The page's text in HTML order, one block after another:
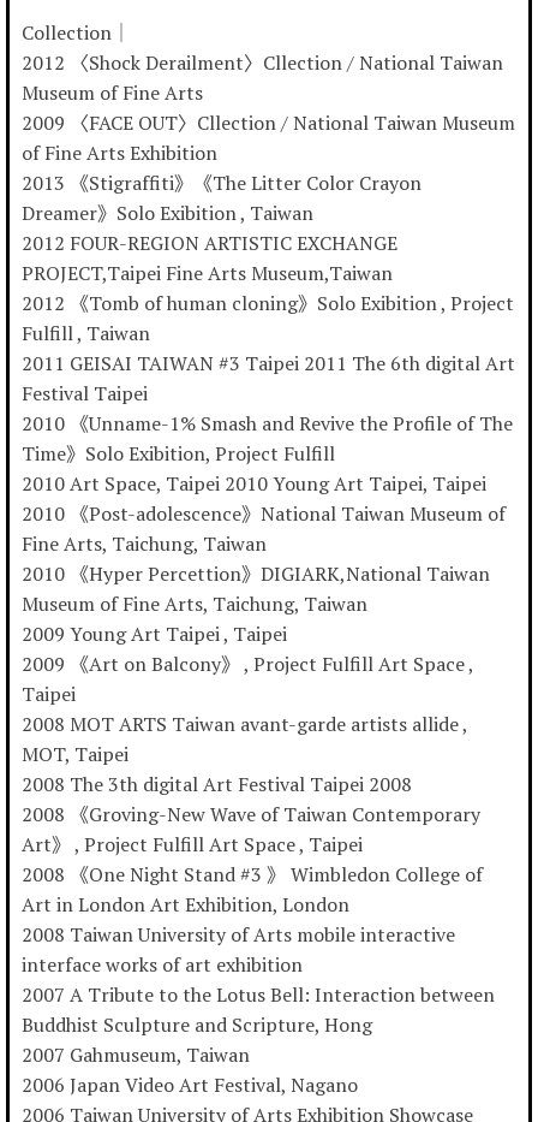
Collection｜
2012 〈Shock Derailment〉Cllection / National Taiwan
Museum of Fine Arts
2009 〈FACE OUT〉Cllection / National Taiwan Museum
of Fine Arts Exhibition
2013 《Stigraffiti》《The Litter Color Crayon
Dreamer》Solo Exibition , Taiwan
2012 FOUR-REGION ARTISTIC EXCHANGE
PROJECT,Taipei Fine Arts Museum,Taiwan
2012 《Tomb of human cloning》Solo Exibition , Project
Fulfill , Taiwan
2011 GEISAI TAIWAN #3 Taipei 2011 The 6th digital Art
Festival Taipei
2010 《Unname-1% Smash and Revive the Profile of The
Time》Solo Exibition, Project Fulfill
2010 Art Space, Taipei 2010 Young Art Taipei, Taipei
2010 《Post-adolescence》National Taiwan Museum of
Fine Arts, Taichung, Taiwan
2010 《Hyper Percettion》DIGIARK,National Taiwan
Museum of Fine Arts, Taichung, Taiwan
2009 Young Art Taipei , Taipei
2009 《Art on Balcony》 , Project Fulfill Art Space ,
Taipei
2008 MOT ARTS Taiwan avant-garde artists allide ,
MOT, Taipei
2008 The 3th digital Art Festival Taipei 2008
2008 《Groving-New Wave of Taiwan Contemporary
Art》 , Project Fulfill Art Space , Taipei
2008 《One Night Stand #3 》 Wimbledon College of
Art in London Art Exhibition, London
2008 Taiwan University of Arts mobile interactive
interface works of art exhibition
2007 A Tribute to the Lotus Bell: Interaction between
Buddhist Sculpture and Scripture, Hong
2007 Gahmuseum, Taiwan
2006 Japan Video Art Festival, Nagano
2006 Taiwan University of Arts Exhibition Showcase